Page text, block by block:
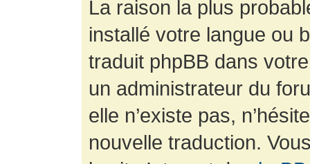
La raison la plus
installé votre langue ou
traduit phpBB dans
un administrateur du
elle n’existe pas,
nouvelle traduction.